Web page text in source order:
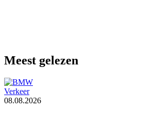
Meest gelezen
Verkeer
08.08.2026